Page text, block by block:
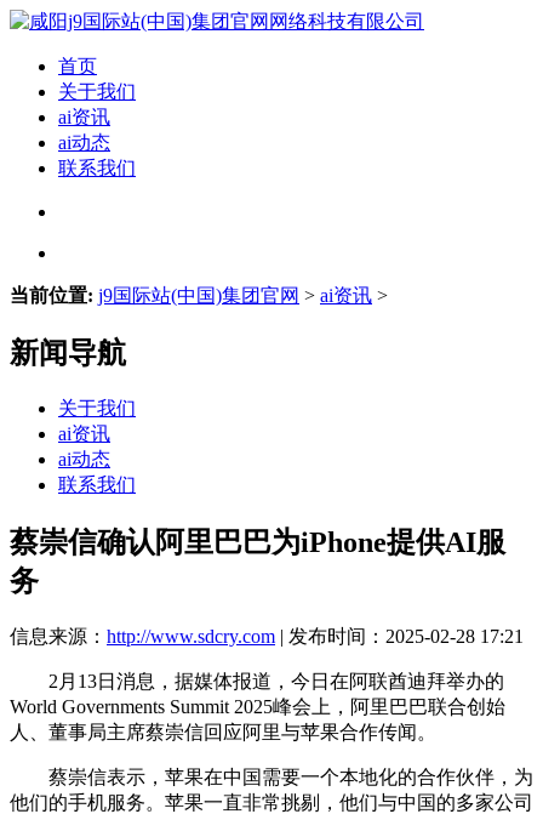
首页
关于我们
ai资讯
ai动态
联系我们
当前位置: j9国际站(中国)集团官网 > ai资讯 >
新闻导航
关于我们
ai资讯
ai动态
联系我们
蔡崇信确认阿里巴巴为iPhone提供AI服
务
信息来源： http://www.sdcry.com | 发布时间：2025-02-28 17:21
2月13日消息，据媒体报道，今日在阿联酋迪拜举办的
World Governments Summit 2025峰会上，阿里巴巴联合创始
人、董事局主席蔡崇信回应阿里与苹果合作传闻。
蔡崇信表示，苹果在中国需要一个本地化的合作伙伴，为
他们的手机服务。苹果一直非常挑剔，他们与中国的多家公司